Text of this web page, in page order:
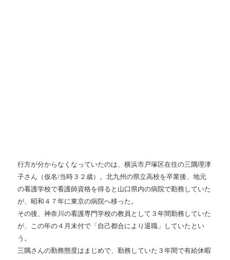
行方が分からなくなっていたのは、横浜市戸塚区在住の三隅理津
子さん（仮名/当時３２歳）。北九州の県立高校を卒業後、地元
の看護学校で看護師資格を得ると山口県内の病院で勤務していた
が、昭和４７年に東京の病院へ移った。
その後、神奈川の看護専門学校の教員として３年間勤務していた
が、この年の４月末付で「自己都合により退職」していたとい
う。
三隅さんの勤務態度はまじめで、勤務していた３年間で有給休暇